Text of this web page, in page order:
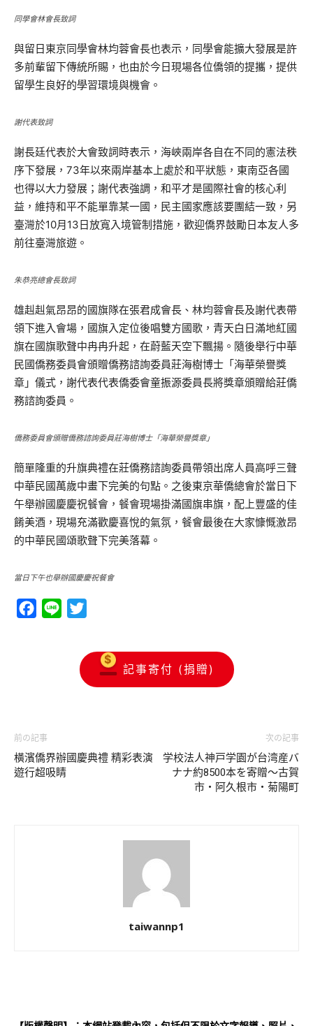
同學會林會長致詞
與留日東京同學會林均蓉會長也表示，同學會能擴大發展是許
多前輩留下傳統所賜，也由於今日現場各位僑領的提攜，提供
留學生良好的學習環境與機會。
謝代表致詞
謝長廷代表於大會致詞時表示，海峽兩岸各自在不同的憲法秩
序下發展，73年以來兩岸基本上處於和平狀態，東南亞各國
也得以大力發展；謝代表強調，和平才是國際社會的核心利
益，維持和平不能單靠某一國，民主國家應該要團結一致，另
臺灣於10月13日放寬入境管制措施，歡迎僑界鼓勵日本友人多
前往臺灣旅遊。
朱恭亮總會長致詞
雄赳赳氣昂昂的國旗隊在張君成會長、林均蓉會長及謝代表帶
領下進入會場，國旗入定位後唱雙方國歌，青天白日滿地紅國
旗在國旗歌聲中冉冉升起，在蔚藍天空下飄揚。隨後舉行中華
民國僑務委員會頒贈僑務諮詢委員莊海樹博士「海華榮譽獎
章」儀式，謝代表代表僑委會童振源委員長將獎章頒贈給莊僑
務諮詢委員。
僑務委員會頒贈僑務諮詢委員莊海樹博士「海華榮譽獎章」
簡單隆重的升旗典禮在莊僑務諮詢委員帶領出席人員高呼三聲
中華民國萬歲中畫下完美的句點。之後東京華僑總會於當日下
午舉辦國慶慶祝餐會，餐會現場掛滿國旗串旗，配上豐盛的佳
餚美酒，現場充滿歡慶喜悅的氣氛，餐會最後在大家慷慨激昂
的中華民國頌歌聲下完美落幕。
當日下午也舉辦國慶慶祝餐會
Facebook
Line
記事寄付 (捐贈)
前の記事
橫濱僑界辦國慶典禮 精彩表演
遊行超吸睛
次の記事
学校法人神戸学園が台湾産バ
ナナ約8500本を寄贈～古賀
市・阿久根市・菊陽町
taiwannp1